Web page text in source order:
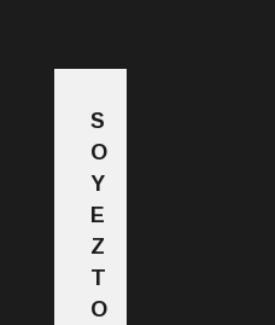
S
O
Y
E
Z
T
O